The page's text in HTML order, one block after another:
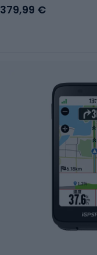
379,99 €